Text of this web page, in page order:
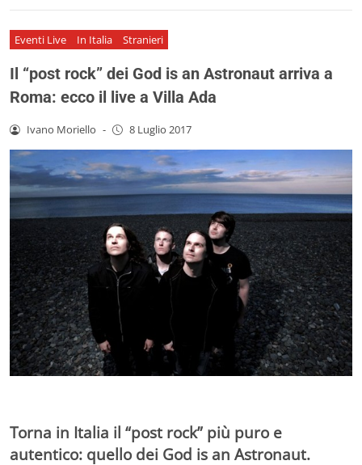
Eventi Live In Italia Stranieri
Il “post rock” dei God is an Astronaut arriva a
Roma: ecco il live a Villa Ada
Ivano Moriello - 8 Luglio 2017
Torna in Italia il “post rock” più puro e
autentico: quello dei God is an Astronaut.